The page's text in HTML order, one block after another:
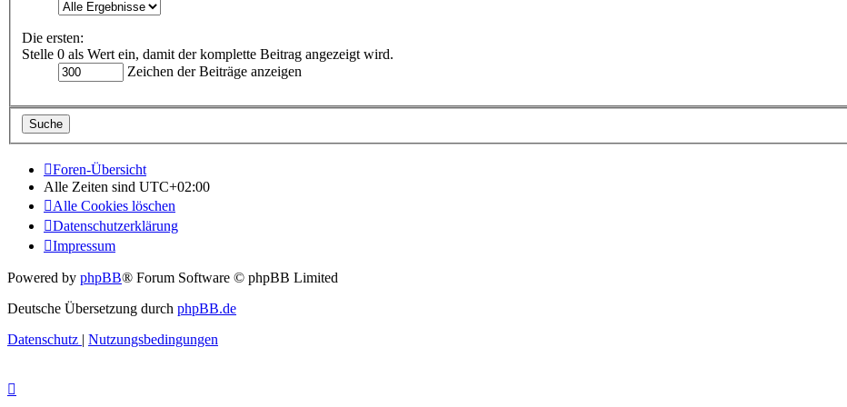
Die ersten:
Stelle 0 als Wert ein, damit der komplette Beitrag angezeigt wird.
Zeichen der Beiträge anzeigen
Foren-Übersicht
Alle Zeiten sind UTC+02:00
Alle Cookies löschen
Datenschutzerklärung
Impressum
Powered by phpBB® Forum Software © phpBB Limited
Deutsche Übersetzung durch phpBB.de
Datenschutz | Nutzungsbedingungen